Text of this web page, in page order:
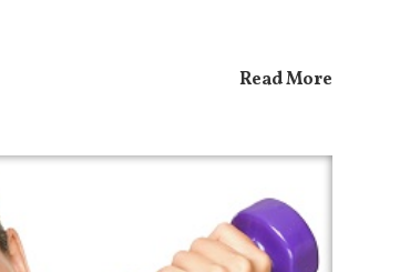
Read More